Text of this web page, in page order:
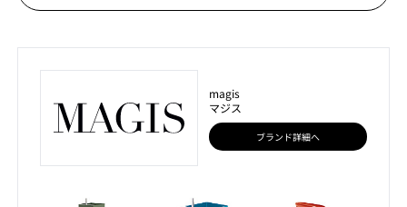
magis
マジス
ブランド詳細へ